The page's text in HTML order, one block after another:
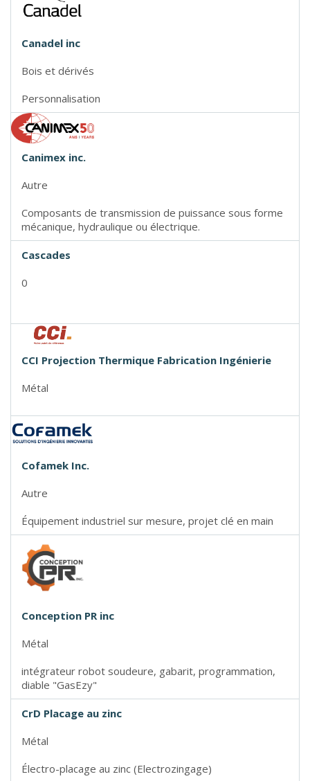
Canadel inc
Bois et dérivés
Personnalisation
Canimex inc.
Autre
Composants de transmission de puissance sous forme
mécanique, hydraulique ou électrique.
Cascades
0
CCI Projection Thermique Fabrication Ingénierie
Métal
Cofamek Inc.
Autre
Équipement industriel sur mesure, projet clé en main
Conception PR inc
Métal
intégrateur robot soudeure, gabarit, programmation,
diable "GasEzy"
CrD Placage au zinc
Métal
Électro-placage au zinc (Electrozingage)